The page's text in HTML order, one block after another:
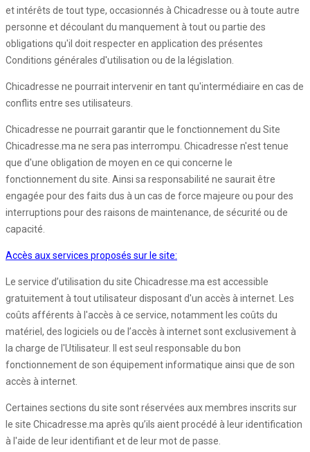
et intérêts de tout type, occasionnés à Chicadresse ou à toute autre
personne et découlant du manquement à tout ou partie des
obligations qu'il doit respecter en application des présentes
Conditions générales d'utilisation ou de la législation.
Chicadresse ne pourrait intervenir en tant qu'intermédiaire en cas de
conflits entre ses utilisateurs.
Chicadresse ne pourrait garantir que le fonctionnement du Site
Chicadresse.ma ne sera pas interrompu. Chicadresse n'est tenue
que d'une obligation de moyen en ce qui concerne le
fonctionnement du site. Ainsi sa responsabilité ne saurait être
engagée pour des faits dus à un cas de force majeure ou pour des
interruptions pour des raisons de maintenance, de sécurité ou de
capacité.
Accès aux services proposés sur le site:
Le service d’utilisation du site Chicadresse.ma est accessible
gratuitement à tout utilisateur disposant d'un accès à internet. Les
coûts afférents à l'accès à ce service, notamment les coûts du
matériel, des logiciels ou de l’accès à internet sont exclusivement à
la charge de l'Utilisateur. Il est seul responsable du bon
fonctionnement de son équipement informatique ainsi que de son
accès à internet.
Certaines sections du site sont réservées aux membres inscrits sur
le site Chicadresse.ma après qu’ils aient procédé à leur identification
à l'aide de leur identifiant et de leur mot de passe.